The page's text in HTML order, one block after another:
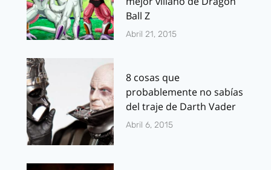
Ball Z
Abril 21, 2015
8 cosas que
probablemente no sabías
del traje de Darth Vader
Abril 6, 2015